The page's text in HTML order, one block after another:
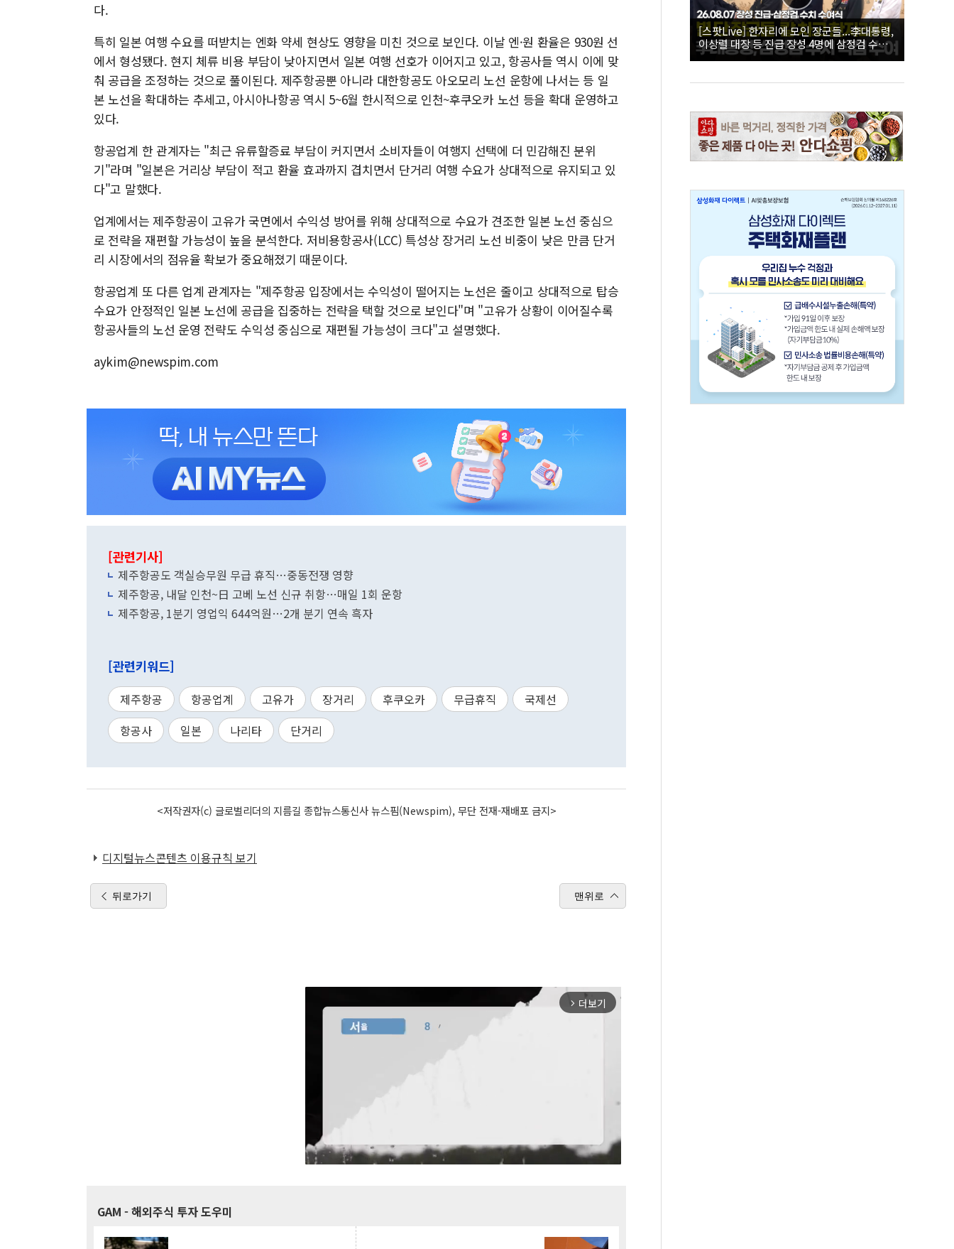
다.
특히 일본 여행 수요를 떠받치는 엔화 약세 현상도 영향을 미친 것으로 보인다. 이날 엔·원 환율은 930원 선
에서 형성됐다. 현지 체류 비용 부담이 낮아지면서 일본 여행 선호가 이어지고 있고, 항공사들 역시 이에 맞
춰 공급을 조정하는 것으로 풀이된다. 제주항공뿐 아니라 대한항공도 아오모리 노선 운항에 나서는 등 일
본 노선을 확대하는 추세고, 아시아나항공 역시 5~6월 한시적으로 인천~후쿠오카 노선 등을 확대 운영하고
있다.
항공업계 한 관계자는 "최근 유류할증료 부담이 커지면서 소비자들이 여행지 선택에 더 민감해진 분위
기"라며 "일본은 거리상 부담이 적고 환율 효과까지 겹치면서 단거리 여행 수요가 상대적으로 유지되고 있
다"고 말했다.
업계에서는 제주항공이 고유가 국면에서 수익성 방어를 위해 상대적으로 수요가 견조한 일본 노선 중심으
로 전략을 재편할 가능성이 높을 분석한다. 저비용항공사(LCC) 특성상 장거리 노선 비중이 낮은 만큼 단거
리 시장에서의 점유율 확보가 중요해졌기 때문이다.
항공업계 또 다른 업계 관계자는 "제주항공 입장에서는 수익성이 떨어지는 노선은 줄이고 상대적으로 탑승
수요가 안정적인 일본 노선에 공급을 집중하는 전략을 택할 것으로 보인다"며 "고유가 상황이 이어질수록
항공사들의 노선 운영 전략도 수익성 중심으로 재편될 가능성이 크다"고 설명했다.
aykim@newspim.com
[관련기사]
제주항공도 객실승무원 무급 휴직…중동전쟁 영향
제주항공, 내달 인천~日 고베 노선 신규 취항…매일 1회 운항
제주항공, 1분기 영업익 644억원…2개 분기 연속 흑자
[관련키워드]
제주항공 항공업계 고유가 장거리 후쿠오카 무급휴직
국제선
항공사
일본 나리타 단거리
<저작권자(c) 글로벌리더의 지름길 종합뉴스통신사 뉴스핌(Newspim), 무단 전재-재배포 금지>
디지털뉴스콘텐츠 이용규칙 보기
뒤로가기 맨위로
arrow_forward_ios 더보기
GAM - 해외주식 투자 도우미
[스팟Live] 한자리에 모인 장군들...李대통령,
이상렬 대장 등 진급 장성 4명에 삼정검 수치
직접 수여｜26.08.07 장성 진급·삼정검 수치